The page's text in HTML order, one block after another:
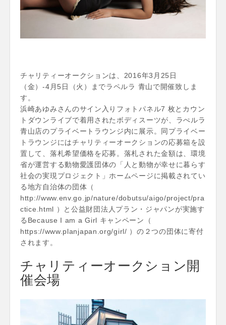
チャリティーオークションは、2016年3月25日
（金）-4月5日（火）までラペルラ 青山で開催致しま
す。
浜崎あゆみさんのサイン入りフォトパネル7 枚とカウン
トダウンライブで着用されたボディスーツが、ラぺルラ
青山店のプライベートラウンジ内に展示。同プライベー
トラウンジにはチャリティーオークションの応募箱を設
置して、落札希望価格を応募。落札された金額は、環境
省が運営する動物愛護団体の「人と動物が幸せに暮らす
社会の実現プロジェクト」ホームページに掲載されてい
る地方自治体の団体（
http://www.env.go.jp/nature/dobutsu/aigo/project/pra
ctice.html ）と公益財団法人プラン・ジャパンが実施す
るBecause I am a Girl キャンペーン（
https://www.planjapan.org/girl/ ）の２つの団体に寄付
されます。
チャリティーオークション開
催会場